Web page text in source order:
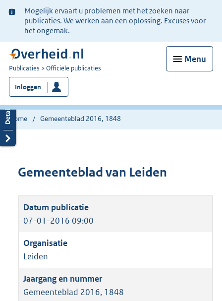
Ter
informatie:
Mogelijk ervaart u problemen met het zoeken naar
publicaties. We werken aan een oplossing. Excuses voor
het ongemak.
Menu
U
bent
nu
hier:
Publicaties Officiële publicaties
Inloggen
Home Gemeenteblad 2016, 1848
Gemeenteblad van Leiden
07-01-2016 09:00
Leiden
Gemeenteblad 2016, 1848